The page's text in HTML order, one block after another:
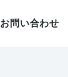
お問い合わせ